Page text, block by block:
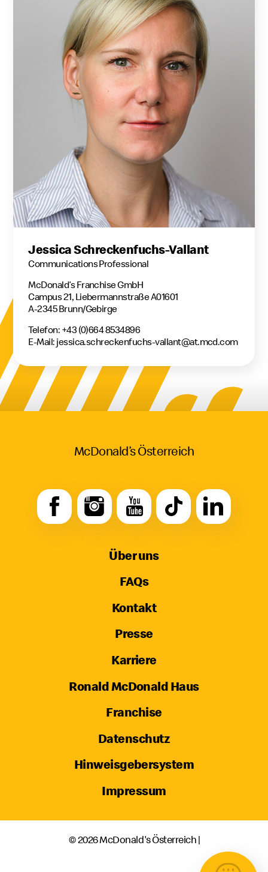
Jessica Schreckenfuchs-Vallant
Communications Professional
McDonald’s Franchise GmbH
Campus 21, Liebermannstraße A01601
A-2345 Brunn/Gebirge
Telefon: +43 (0)664 8534896
E-Mail: jessica.schreckenfuchs-vallant@at.mcd.com
McDonald’s Österreich
Über uns
FAQs
Kontakt
Presse
Karriere
Ronald McDonald Haus
Franchise
Datenschutz
Hinweisgebersystem
Impressum
© 2026 McDonald's Österreich |